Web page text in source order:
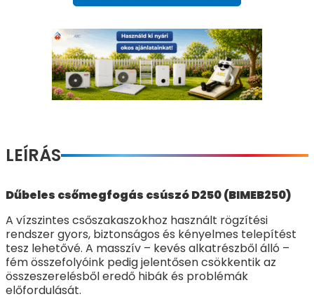
LEÍRÁS
Dűbeles csőmegfogás csúszó D250 (BIMEB250)
A vízszintes csőszakaszokhoz használt rögzítési
rendszer gyors, biztonságos és kényelmes telepítést
tesz lehetővé. A masszív – kevés alkatrészből álló –
fém összefolyóink pedig jelentősen csökkentik az
összeszerelésből eredő hibák és problémák
előfordulását.